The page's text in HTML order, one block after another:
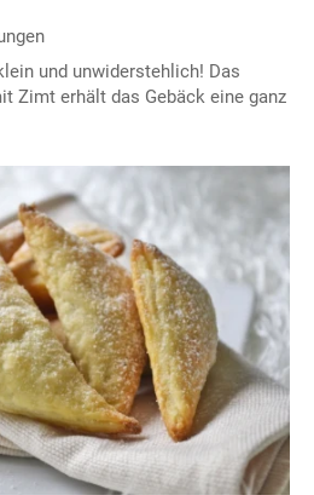
und unwiderstehlich! Das
Zimt erhält das Gebäck eine ganz